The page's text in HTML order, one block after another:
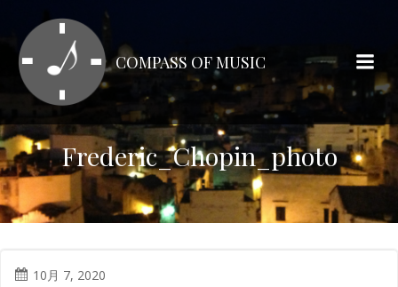
テ
ン
ツ
ス
キ
ッ
プ
COMPASS OF MUSIC
Frederic_Chopin_photo
10月 7, 2020